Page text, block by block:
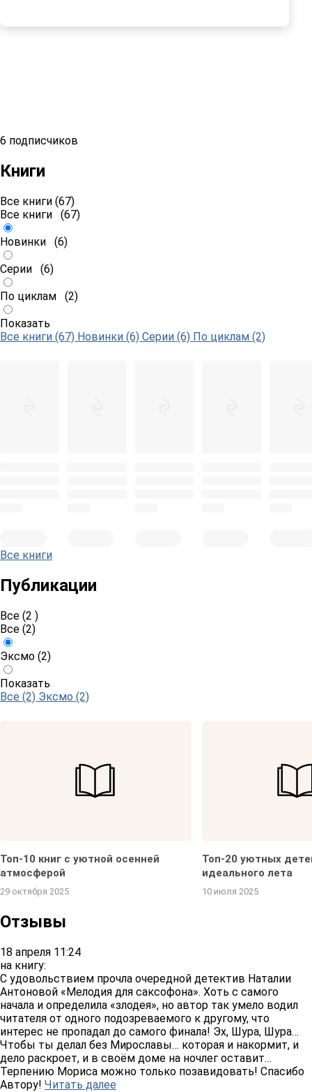
6 подписчиков
Книги
Все книги (67)
Все книги (67)
Новинки (6)
Серии (6)
По циклам (2)
Показать
Все книги (67) Новинки (6) Серии (6) По циклам (2)
Все книги
Публикации
Все (2 )
Все (2)
Эксмо (2)
Показать
Все (2) Эксмо (2)
Топ-10 книг с уютной осенней
атмосферой
29 октября 2025
Топ-20 уютных
идеального лета
10 июля 2025
Отзывы
18 апреля 11:24
на книгу:
С удовольствием прочла очередной детектив Наталии
Антоновой «Мелодия для саксофона». Хоть с самого
начала и определила «злодея», но автор так умело водил
читателя от одного подозреваемого к другому, что
интерес не пропадал до самого финала! Эх, Шура, Шура…
Чтобы ты делал без Мирославы… которая и накормит, и
дело раскроет, и в своём доме на ночлег оставит…
Терпению Мориса можно только позавидовать! Спасибо
Автору! Читать далее